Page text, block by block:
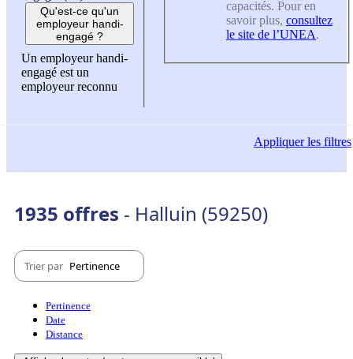
Qu'est-ce qu'un
employeur handi-
engagé ?
Un employeur handi-
engagé est un
employeur reconnu
capacités. Pour en
savoir plus, consultez
le site de l’UNEA.
Appliquerles filtres
1935 offres - Halluin (59250)
Trier par Pertinence
Pertinence
Date
Distance